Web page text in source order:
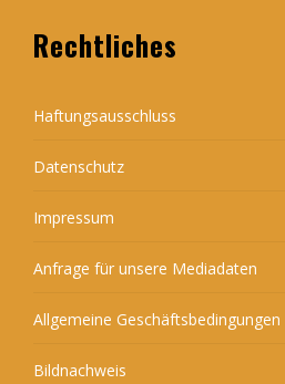
Rechtliches
Haftungsausschluss
Datenschutz
Impressum
Anfrage für unsere Mediadaten
Allgemeine Geschäftsbedingungen
Bildnachweis